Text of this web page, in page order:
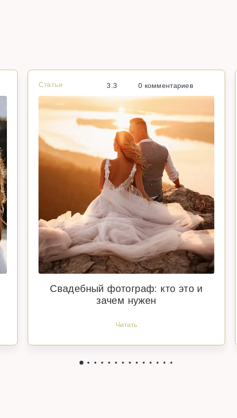
Статьи 3.3 0 комментариев
Свадебный фотограф: кто это и
зачем нужен
Читать